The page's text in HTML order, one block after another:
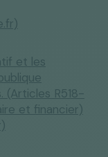
et les
(Articles R518-
et financier)